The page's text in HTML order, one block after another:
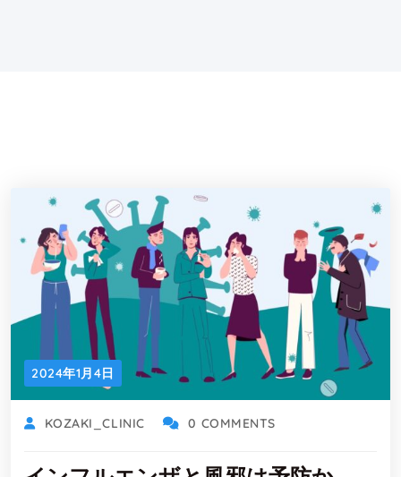
2024年1月4日
KOZAKI_CLINIC 0 COMMENTS